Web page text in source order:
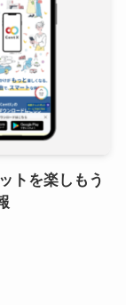
トを楽しもう